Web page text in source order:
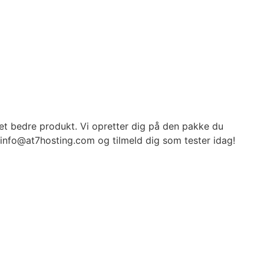
bedre produkt. Vi opretter dig på den pakke du
og tilmeld dig som tester idag!